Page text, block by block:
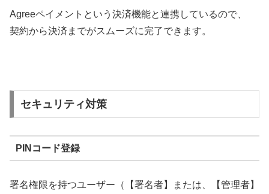
Agreeペイメントという決済機能と連携しているので、
契約から決済までがスムーズに完了できます。
セキュリティ対策
PINコード登録
署名権限を持つユーザー（【署名者】または、【管理者】